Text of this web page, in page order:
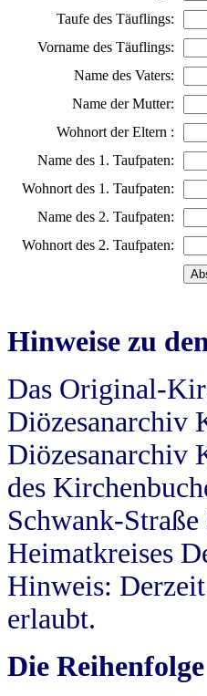
Taufe des Täuflings:
Vorname des Täuflings:
Name des Vaters:
Name der Mutter:
Wohnort der Eltern :
Name des 1. Taufpaten:
Wohnort des 1. Taufpaten:
Name des 2. Taufpaten:
Wohnort des 2. Taufpaten:
Hinweise zu
Das Original-
Diözesanarchiv
Diözesanarchiv
des
Schwank-
Heimatkreises
Hinweis:
erlaubt.
Die